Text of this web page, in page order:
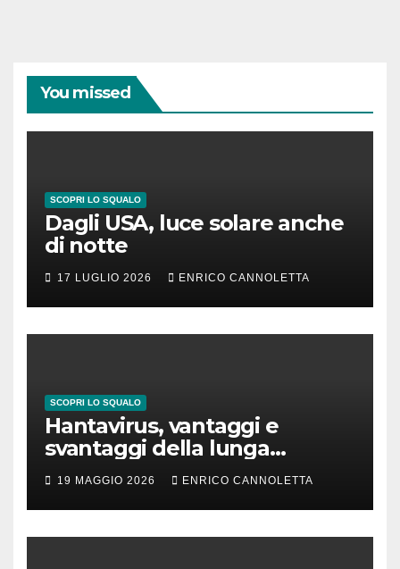
You missed
SCOPRI LO SQUALO
Dagli USA, luce solare anche
di notte
17 LUGLIO 2026 ENRICO CANNOLETTA
SCOPRI LO SQUALO
Hantavirus, vantaggi e
svantaggi della lunga
incubazione
19 MAGGIO 2026 ENRICO CANNOLETTA